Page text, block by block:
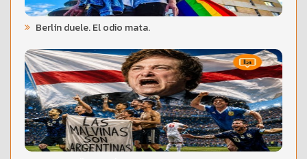
Berlín duele. El odio mata.